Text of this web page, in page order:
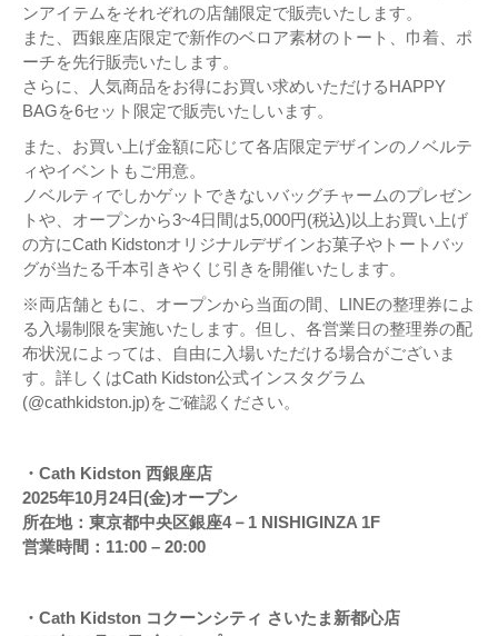
ンアイテムをそれぞれの店舗限定で販売いたします。
また、西銀座店限定で新作のベロア素材のトート、巾着、ポ
ーチを先行販売いたします。
さらに、人気商品をお得にお買い求めいただけるHAPPY
BAGを6セット限定で販売いたしいます。
また、お買い上げ金額に応じて各店限定デザインのノベルテ
ィやイベントもご用意。
ノベルティでしかゲットできないバッグチャームのプレゼン
トや、オープンから3~4日間は5,000円(税込)以上お買い上げ
の方にCath Kidstonオリジナルデザインお菓子やトートバッ
グが当たる千本引きやくじ引きを開催いたします。
※両店舗ともに、オープンから当面の間、LINEの整理券によ
る入場制限を実施いたします。但し、各営業日の整理券の配
布状況によっては、自由に入場いただける場合がございま
す。詳しくはCath Kidston公式インスタグラム
(@cathkidston.jp)をご確認ください。
・Cath Kidston 西銀座店
2025年10月24日(金)オープン
所在地：東京都中央区銀座4－1 NISHIGINZA 1F
営業時間：11:00 – 20:00
・Cath Kidston コクーンシティ さいたま新都心店